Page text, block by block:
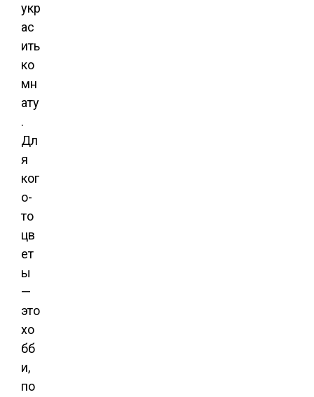
укр
ас
ить
ко
мн
ату
.
Дл
я
ког
о-
то
цв
ет
ы
—
это
хо
бб
и,
по